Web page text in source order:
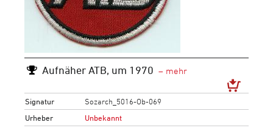
Aufnäher ATB, um 1970
Signatur
Sozarch_5016-Ob-069
Urheber
Unbekannt